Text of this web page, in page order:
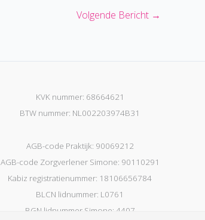
Volgende Bericht →
KVK nummer: 68664621
BTW nummer: NL002203974B31
AGB-code Praktijk: 90069212
AGB-code Zorgverlener Simone: 90110291
Kabiz registratienummer: 18106656784
BLCN lidnummer: L0761
BGN lidnummer Simone: 4407